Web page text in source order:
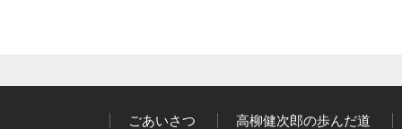
ごあいさつ 高柳健次郎の歩んだ道